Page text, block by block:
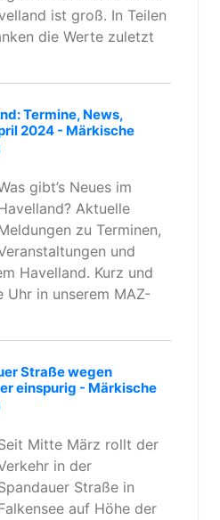
ist groß. In Teilen
die Werte zuletzt
Termine, News,
2024 - Märkische
gibt’s Neues im
Aktuelle
zu Terminen,
und
Havelland. Kurz und
Uhr in unserem MAZ-
Straße wegen
einspurig - Märkische
Mitte März rollt der
in der
Straße in
auf Höhe der